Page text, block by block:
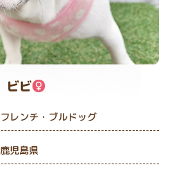
ビビ
フレンチ・ブルドッグ
鹿児島県